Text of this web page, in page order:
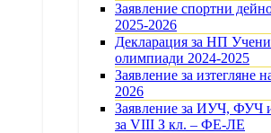
Заявление спортни
2025-2026
Декларация за НП
олимпиади 2024-2025
Заявление за изтегляне
2026
Заявление за ИУЧ, ФУЧ
за VIII З кл. – ФЕ-ЛЕ